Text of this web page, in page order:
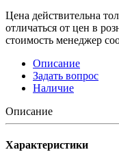
Цена действительна
отличаться от цен в
стоимость менеджер
Описание
Задать вопрос
Наличие
Описание
Характеристики